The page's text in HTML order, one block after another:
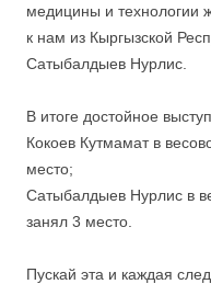
медицины и технологии
к нам из Кыргызской
Сатыбалдыев Нурлис.
В итоге достойное
Кокоев Кутмамат в
место;
Сатыбалдыев Нурлис в
занял 3 место.
Пускай эта и каждая